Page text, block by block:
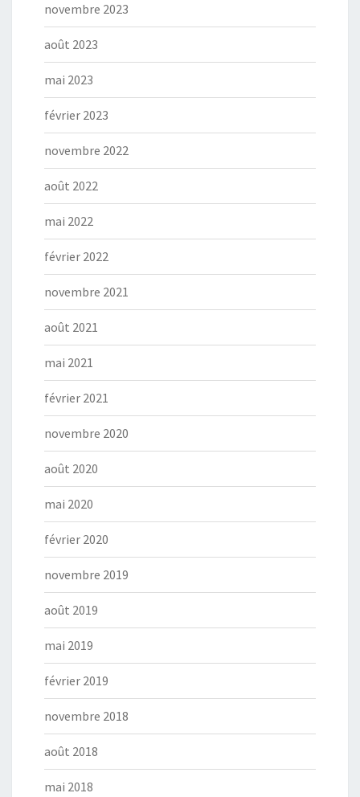
novembre 2023
août 2023
mai 2023
février 2023
novembre 2022
août 2022
mai 2022
février 2022
novembre 2021
août 2021
mai 2021
février 2021
novembre 2020
août 2020
mai 2020
février 2020
novembre 2019
août 2019
mai 2019
février 2019
novembre 2018
août 2018
mai 2018